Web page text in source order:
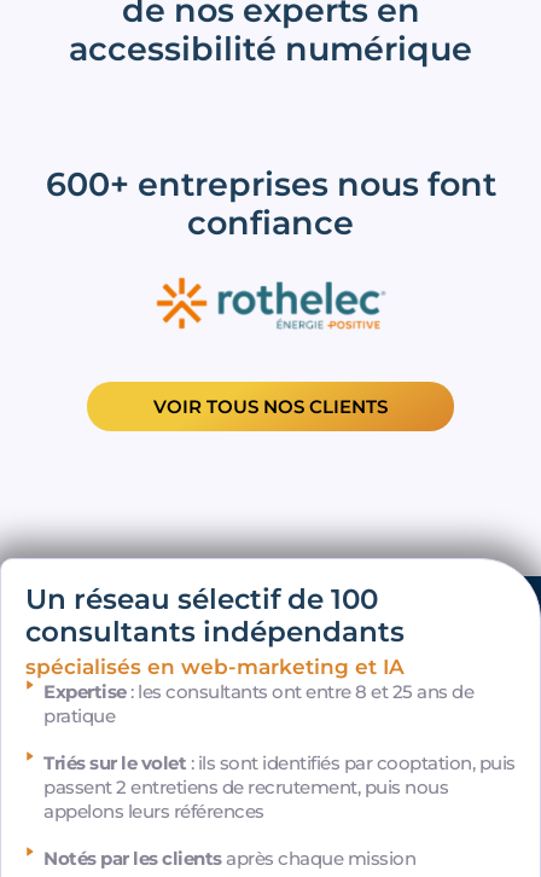
de nos experts en
accessibilité numérique
600+ entreprises nous font
confiance
VOIR TOUS NOS CLIENTS
Un réseau sélectif de 100
consultants indépendants
spécialisés en web-marketing et IA
Expertise: les consultants ont entre 8 et 25 ans de
pratique
Triés sur le volet : ils sont identifiés par cooptation, puis
passent 2 entretiens de recrutement, puis nous
appelons leurs références
Notés par les clientsaprès chaque mission